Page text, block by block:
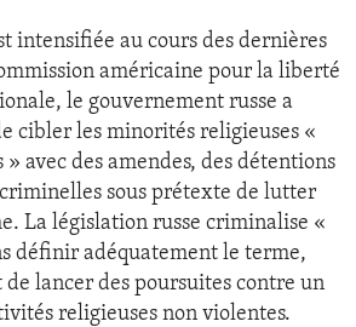
intensifiée au cours des dernières
américaine pour la liberté
le gouvernement russe a
cibler les minorités religieuses «
avec des amendes, des détentions
sous prétexte de lutter
La législation russe criminalise «
définir adéquatement le terme,
de lancer des poursuites contre un
religieuses non violentes.